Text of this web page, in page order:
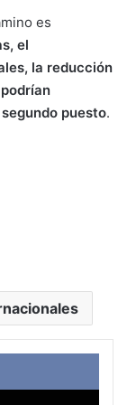
es
el
la reducción
puesto.
X